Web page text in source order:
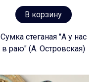
В корзину
Сумка стеганая "А у нас
в раю" (А. Островская)